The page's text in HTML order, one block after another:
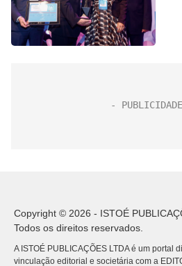
Copyright © 2026 - ISTOÉ
Todos os direitos reservados.
A ISTOÉ PUBLICAÇÕES LTDA é um portal
vinculação editorial e societária com a